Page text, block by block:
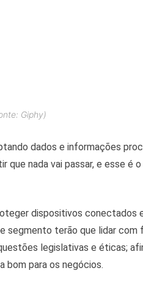
Giphy)
dados e informações
que nada vai passar, e esse é
dispositivos conectados
segmento terão que lidar com
legislativas e éticas;
bom para os negócios.